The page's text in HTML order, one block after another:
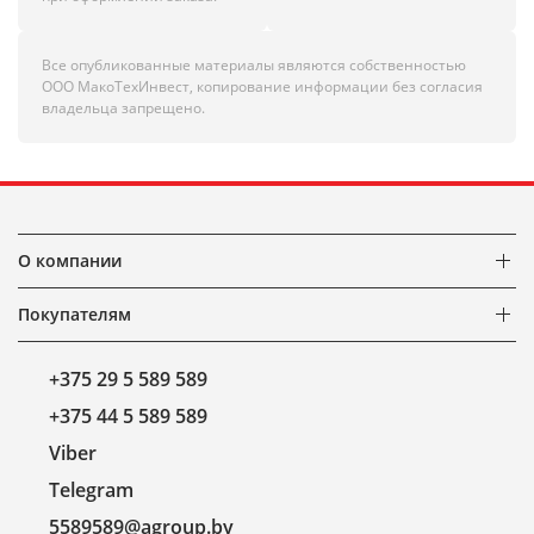
Все опубликованные материалы являются собственностью
ООО МакоТехИнвест, копирование информации без согласия
владельца запрещено.
О компании
Покупателям
+375 29 5 589 589
+375 44 5 589 589
Viber
Telegram
5589589@agroup.by